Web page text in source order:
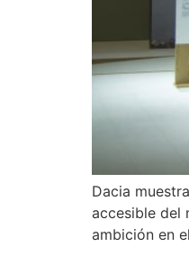
Dacia
accesible del
ambición en